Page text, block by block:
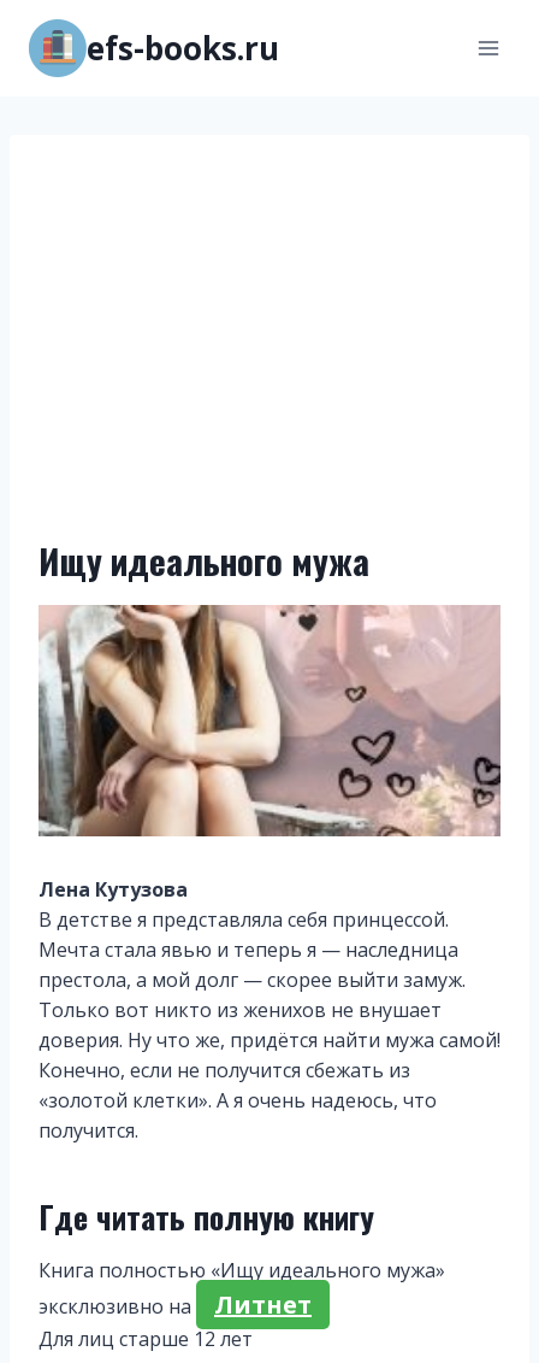
Перейти
содержимому
efs-books.ru
Ищу идеального мужа
Лена Кутузова
В детстве я представляла себя принцессой.
Мечта стала явью и теперь я — наследница
престола, а мой долг — скорее выйти замуж.
Только вот никто из женихов не внушает
доверия. Ну что же, придётся найти мужа самой!
Конечно, если не получится сбежать из
«золотой клетки». А я очень надеюсь, что
получится.
Где читать полную книгу
Книга полностью «Ищу идеального мужа»
эксклюзивно на
Литнет
Для лиц старше 12 лет